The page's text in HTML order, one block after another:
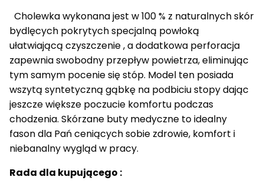
Cholewka wykonana jest w 100 % z naturalnych skór
bydlęcych pokrytych specjalną powłoką
ułatwiającą czyszczenie , a dodatkowa perforacja
zapewnia swobodny przepływ powietrza, eliminując
tym samym pocenie się stóp. Model ten posiada
wszytą syntetyczną gąbkę na podbiciu stopy dając
jeszcze większe poczucie komfortu podczas
chodzenia. Skórzane buty medyczne to idealny
fason dla Pań ceniących sobie zdrowie, komfort i
niebanalny wygląd w pracy.
Rada dla kupującego :